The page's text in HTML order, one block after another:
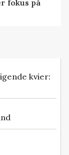
fokus på
kvier: